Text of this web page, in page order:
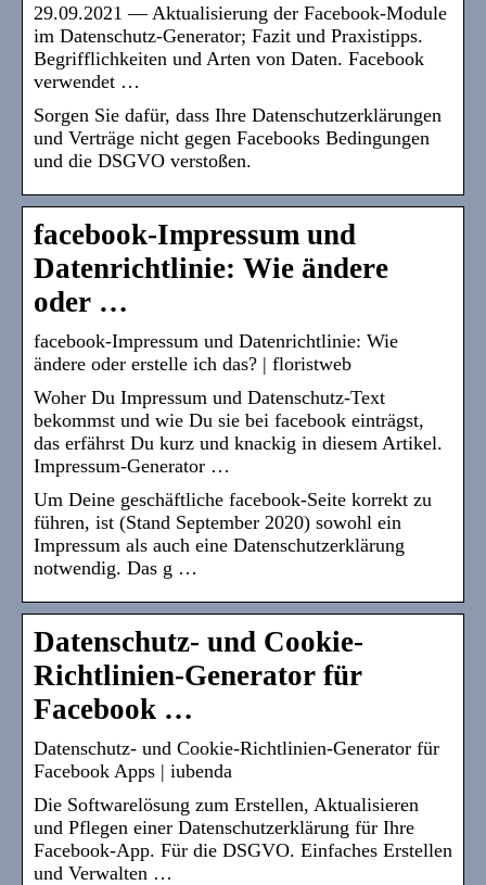
29.09.2021 — Aktualisierung der Facebook-Module
im Datenschutz-Generator; Fazit und Praxistipps.
Begrifflichkeiten und Arten von Daten. Facebook
verwendet …
Sorgen Sie dafür, dass Ihre Datenschutzerklärungen
und Verträge nicht gegen Facebooks Bedingungen
und die DSGVO verstoßen.
facebook-Impressum und
Datenrichtlinie: Wie ändere
oder …
facebook-Impressum und Datenrichtlinie: Wie
ändere oder erstelle ich das? | floristweb
Woher Du Impressum und Datenschutz-Text
bekommst und wie Du sie bei facebook einträgst,
das erfährst Du kurz und knackig in diesem Artikel.
Impressum-Generator …
Um Deine geschäftliche facebook-Seite korrekt zu
führen, ist (Stand September 2020) sowohl ein
Impressum als auch eine Datenschutzerklärung
notwendig. Das g …
Datenschutz- und Cookie-
Richtlinien-Generator für
Facebook …
Datenschutz- und Cookie-Richtlinien-Generator für
Facebook Apps | iubenda
Die Softwarelösung zum Erstellen, Aktualisieren
und Pflegen einer Datenschutzerklärung für Ihre
Facebook-App. Für die DSGVO. Einfaches Erstellen
und Verwalten …